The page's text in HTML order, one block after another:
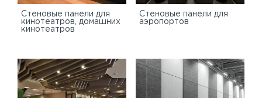
Стеновые панели для
кинотеатров, домашних
кинотеатров
Стеновые панели для
аэропортов